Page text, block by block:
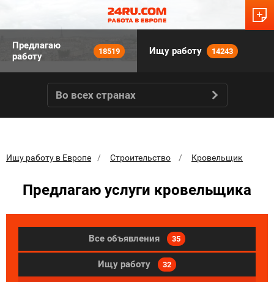
Предлагаю
работу
18519 Ищу работу 14243
Во всех странах
Ищу работу в Европе Строительство Кровельщик
Предлагаю услуги кровельщика
Все объявления 35
Ищу работу 32